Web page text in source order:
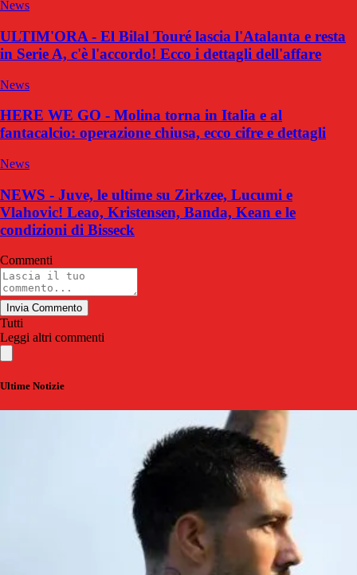
News
ULTIM'ORA - El Bilal Touré lascia l'Atalanta e resta
in Serie A, c'è l'accordo! Ecco i dettagli dell'affare
News
HERE WE GO - Molina torna in Italia e al
fantacalcio: operazione chiusa, ecco cifre e dettagli
News
NEWS - Juve, le ultime su Zirkzee, Lucumi e
Vlahovic! Leao, Kristensen, Banda, Kean e le
condizioni di Bisseck
Commenti
Invia Commento
Tutti
Leggi altri commenti
Ultime Notizie